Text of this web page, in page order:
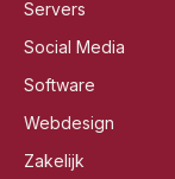
Servers
Social Media
Software
Webdesign
Zakelijk